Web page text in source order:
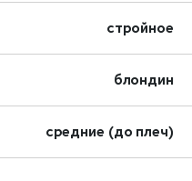
стройное
блондин
средние (до плеч)